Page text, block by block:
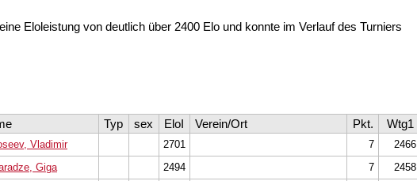
Eloleistung von deutlich über 2400 Elo und konnte im Verlauf des Turniers
Typ sex EloI Verein/Ort Pkt. Wtg1
Vladimir 2701 7 2466
Giga 2494 7 2458